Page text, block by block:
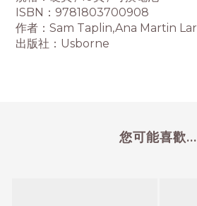
ISBN：9781803700908
作者：Sam Taplin,Ana Martin
出版社：Usborne
您可能喜歡...